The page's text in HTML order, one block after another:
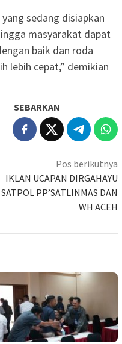
sedang disiapkan
masyarakat dapat
baik dan roda
lebih cepat,” demikian
SEBARKAN
Pos berikutnya
IKLAN UCAPAN DIRGAHAYU
SATPOL PP’SATLINMAS DAN
WH ACEH